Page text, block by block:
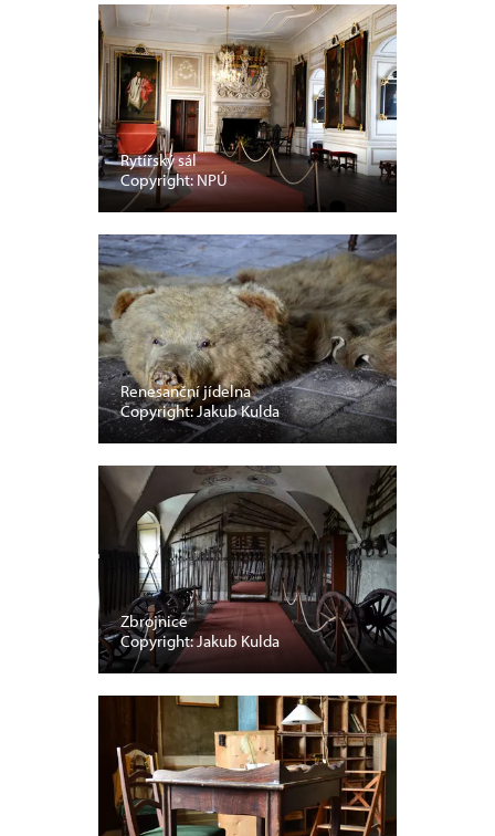
Rytířský sál
Copyright: NPÚ
Renesanční jídelna
Copyright: Jakub Kulda
Zbrojnice
Copyright: Jakub Kulda